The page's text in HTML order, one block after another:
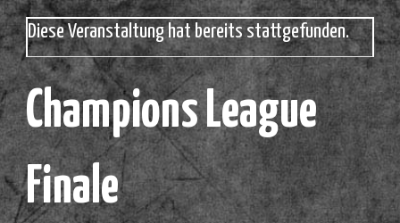
Diese Veranstaltung hat bereits stattgefunden.
Champions League
Finale